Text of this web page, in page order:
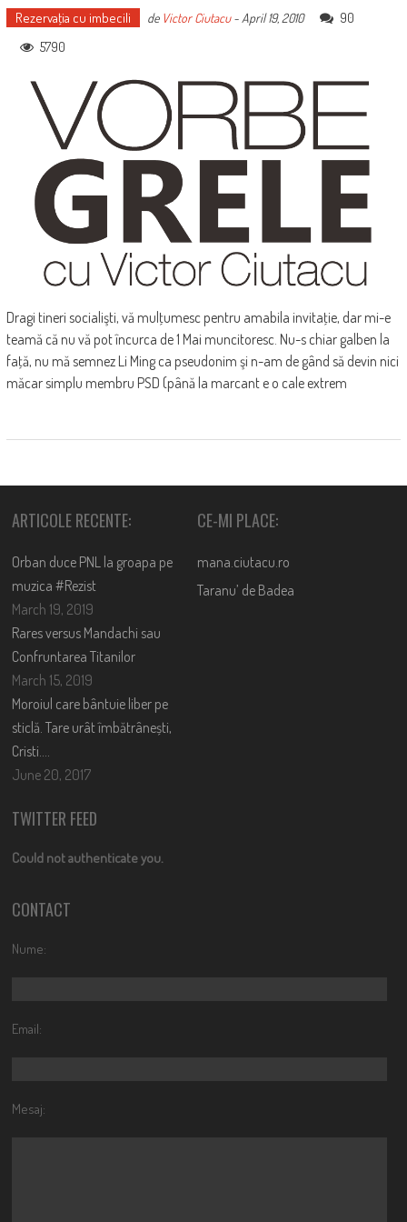
Rezervaţia cu imbecili de Victor Ciutacu-April 19, 2010
90
5790
Dragi tineri socialişti, vă mulţumesc pentru amabila invitaţie, dar mi-e
teamă că nu vă pot încurca de 1 Mai muncitoresc. Nu-s chiar galben la
faţă, nu mă semnez Li Ming ca pseudonim şi n-am de gând să devin nici
măcar simplu membru PSD (până la marcant e o cale extrem
ARTICOLE RECENTE:
Orban duce PNL la groapa pe
muzica #Rezist
March 19, 2019
Rares versus Mandachi sau
Confruntarea Titanilor
March 15, 2019
Moroiul care bântuie liber pe
sticlă. Tare urât îmbătrânești,
Cristi….
June 20, 2017
CE-MI PLACE:
mana.ciutacu.ro
Taranu’ de Badea
TWITTER FEED
Could not authenticate you.
CONTACT
Nume:
Email:
Mesaj: